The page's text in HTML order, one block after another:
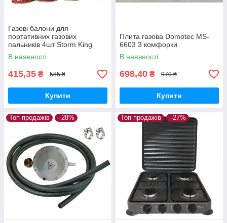
Газові балони для
портативних газових
пальників 4шт Storm King
цангові
В наявності
415,35 ₴ 585 ₴
Купити
Плита газова Domotec MS-
6603 3 комфорки
В наявності
698,40 ₴ 970 ₴
Купити
Топ продажів –28% Топ продажів –27%